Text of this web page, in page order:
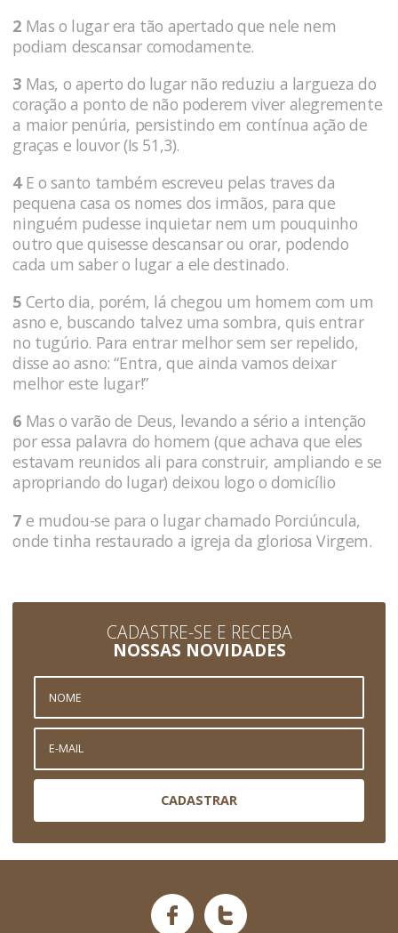
2 Mas o lugar era tão apertado que nele nem
podiam descansar comodamente.
3 Mas, o aperto do lugar não reduziu a largueza do
coração a ponto de não poderem viver alegremente
a maior penúria, persistindo em contínua ação de
graças e louvor (Is 51,3).
4E o santo também escreveu pelas traves da
pequena casa os nomes dos irmãos, para que
ninguém pudesse inquietar nem um pouquinho
outro que quisesse descansar ou orar, podendo
cada um saber o lugar a ele destinado.
5 Certo dia, porém, lá chegou um homem com um
asno e, buscando talvez uma sombra, quis entrar
no tugúrio. Para entrar melhor sem ser repelido,
disse ao asno: “Entra, que ainda vamos deixar
melhor este lugar!”
6 Mas o varão de Deus, levando a sério a intenção
por essa palavra do homem (que achava que eles
estavam reunidos ali para construir, ampliando e se
apropriando do lugar) deixou logo o domicílio
7 e mudou-se para o lugar chamado Porci­úncula,
onde tinha restaurado a igreja da gloriosa Virgem.
CADASTRE-SE E RECEBA
NOSSAS NOVIDADES
CADASTRAR